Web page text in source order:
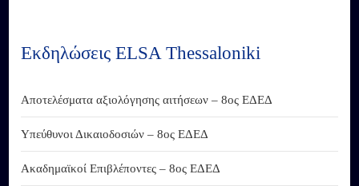
Εκδηλώσεις ELSA Thessaloniki
Αποτελέσματα αξιολόγησης αιτήσεων – 8ος ΕΔΕΔ
Υπεύθυνοι Δικαιοδοσιών – 8ος ΕΔΕΔ
Ακαδημαϊκοί Επιβλέποντες – 8ος ΕΔΕΔ